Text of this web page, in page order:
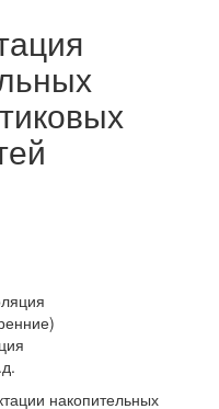
накопительных